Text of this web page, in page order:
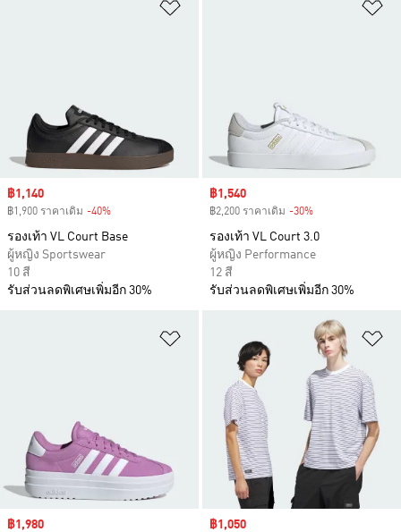
Sale price
฿1,140
฿1,900 ราคาเดิม -40%
รองเท้า VL Court Base
ผู้หญิง Sportswear
10 สี
รับส่วนลดพิเศษเพิ่มอีก 30%
Sale price
฿1,540
฿2,200 ราคาเดิม -30%
รองเท้า VL Court 3.0
ผู้หญิง Performance
12 สี
รับส่วนลดพิเศษเพิ่มอีก 30%
เพิ่มไปยังรายการสินค้าโปรด
Sale price
฿1,980 Sale price
฿1,050